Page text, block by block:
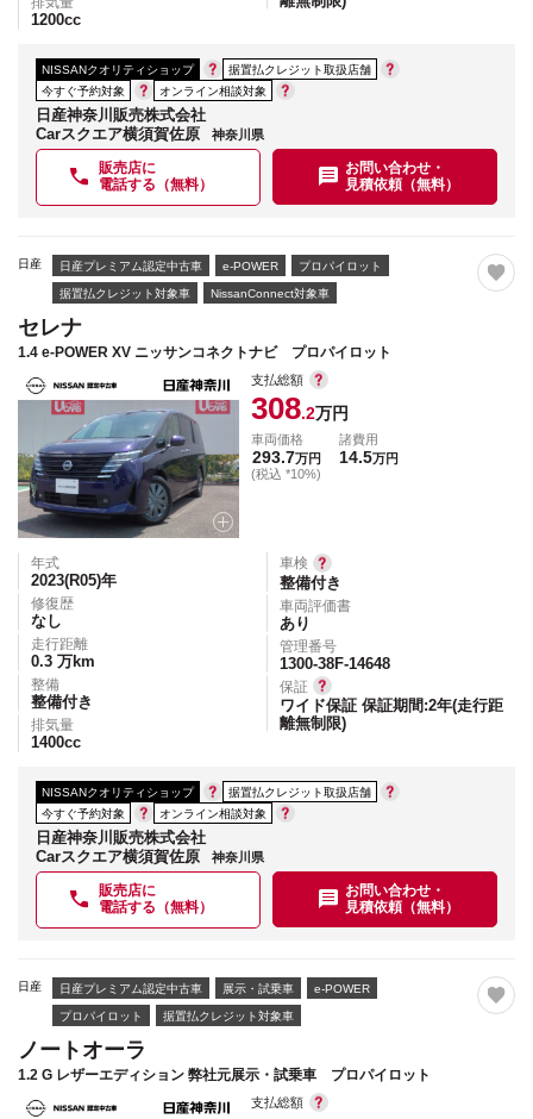
1200cc
NISSANクオリティショップ
据置払クレジット取扱店舗
今すぐ予約対象
オンライン相談対象
日産神奈川販売株式会社
Carスクエア横須賀佐原
神奈川県
販売店に
電話する（無料）
お問い合わせ・
見積依頼（無料）
日産 日産プレミアム認定中古車 e-POWER プロパイロット
据置払クレジット対象車 NissanConnect対象車
セレナ
1.4 e-POWER XV ニッサンコネクトナビ プロパイロット
支払総額
308.2万円
車両価格
293.7万円
(税込 *10%)
諸費用
14.5万円
年式
2023(R05)年
修復歴
なし
走行距離
0.3 万km
整備
整備付き
排気量
1400cc
車検
整備付き
車両評価書
あり
管理番号
1300-38F-14648
保証
ワイド保証 保証期間:2年(走行距
離無制限)
NISSANクオリティショップ
据置払クレジット取扱店舗
今すぐ予約対象
オンライン相談対象
日産神奈川販売株式会社
Carスクエア横須賀佐原
神奈川県
販売店に
電話する（無料）
お問い合わせ・
見積依頼（無料）
日産 日産プレミアム認定中古車 展示・試乗車 e-POWER
プロパイロット 据置払クレジット対象車
ノートオーラ
1.2 G レザーエディション 弊社元展示・試乗車 プロパイロット
支払総額